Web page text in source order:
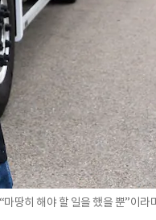
땅히 해야 할 일을 했을 뿐”이라